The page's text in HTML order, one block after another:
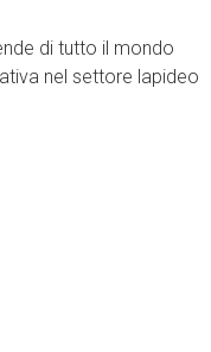
di tutto il mondo
nel settore lapideo